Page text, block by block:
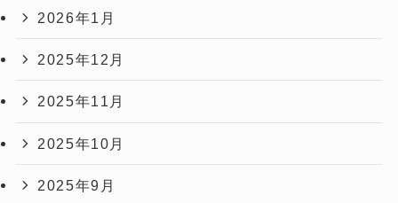
2026年1月
2025年12月
2025年11月
2025年10月
2025年9月